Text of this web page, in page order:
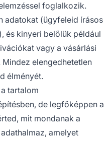
foglalkozik.
adatokat (ügyfeleid írásos
és kinyeri belőlük például
vagy a vásárlási
elengedhetetlen
élményét.
tartalom
de legfőképpen a
mit mondanak a
amelyet